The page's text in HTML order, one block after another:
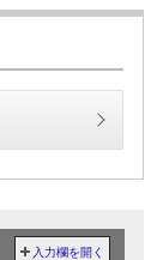
入力欄を開く